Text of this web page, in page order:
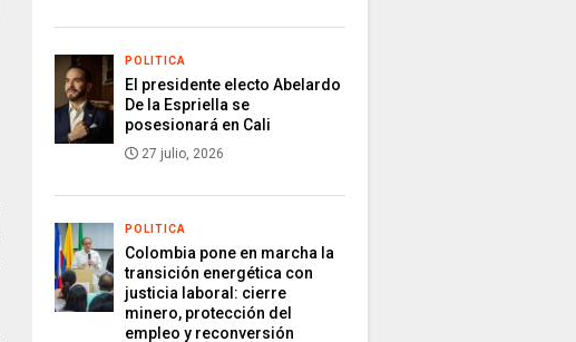
POLITICA
El presidente electo Abelardo
De la Espriella se
posesionará en Cali
27 julio, 2026
POLITICA
Colombia pone en marcha la
transición energética con
justicia laboral: cierre
minero, protección del
empleo y reconversión